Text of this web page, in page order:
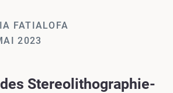
FATIALOFA
2023
Stereolithographie-